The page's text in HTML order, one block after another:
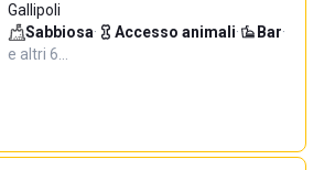
Gallipoli
Sabbiosa· Accesso animali· Bar·
e altri 6…